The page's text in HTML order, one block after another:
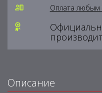
Оплата любым
Описание